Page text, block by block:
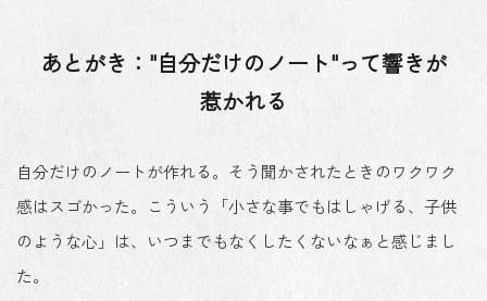
あとがき："自分だけのノート"って響きが
惹かれる
自分だけのノートが作れる。そう聞かされたときのワクワク
感はスゴかった。こういう「小さな事でもはしゃげる、子供
のような心」は、いつまでもなくしたくないなぁと感じまし
た。